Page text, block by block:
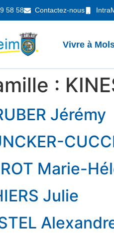
58 58 Contactez-nous
Vivre à
:
Jérémy
Marie-
Julie
des cookies